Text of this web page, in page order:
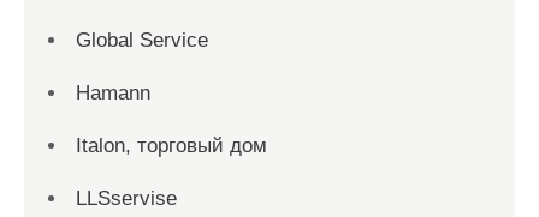
Global Service
Hamann
Italon, торговый дом
LLSservise